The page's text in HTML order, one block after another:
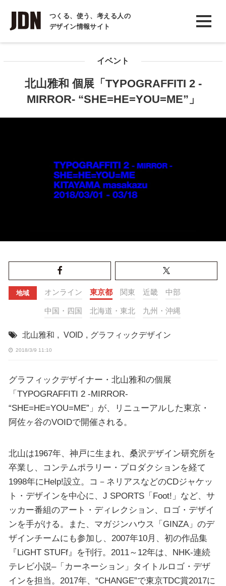
つくる、使う、考える人の
デザイン情報サイト
INTERVIEW
インタビュー
COLUMN
イベント
北山雅和 個展「TYPOGRAFFITI 2 -
MIRROR- “SHE=HE=YOU=ME”」
地域 オンライン 東京都 関東 近畿 中部
中国・四国 北海道・東北 九州・沖縄
北山雅和 , VOID , グラフィックデザイン
2018/3/9 11:10
グラフィックデザイナー・北山雅和の個展
「TYPOGRAFFITI 2 -MIRROR-
“SHE=HE=YOU=ME”」が、リニューアルした東京・
阿佐ヶ谷のVOIDで開催される。
北山は1967年、神戸に生まれ、桑沢デザイン研究所を
卒業し、コンテムポラリー・プロダクションを経て
1998年にHelp!設立。コ－ネリアスなどのCDジャケッ
ト・デザインを中心に、J SPORTS「Foot!」など、サ
ッカー番組のアート・ディレクション、ロゴ・デザイ
ンを手がける。また、マガジンハウス「GINZA」のデ
ザインチームにも参加し、2007年10月、初の作品集
『LiGHT STUFf』を刊行。2011～12年は、NHK-連続
テレビ小説–「カーネーション」タイトルロゴ・デザ
インを担当。2017年、“CHANGE”で東京TDC賞2017に